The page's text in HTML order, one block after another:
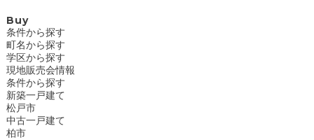
Buy
条件から探す
町名から探す
学区から探す
現地販売会情報
条件から探す
新築一戸建て
松戸市
中古一戸建て
柏市